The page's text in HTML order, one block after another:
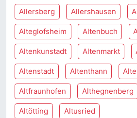
Allersberg Allershausen
Alteglofsheim Altenbuch
Altenkunstadt Altenmarkt
Altenstadt Altenthann
Altfraunhofen Althegnenberg
Altötting Altusried